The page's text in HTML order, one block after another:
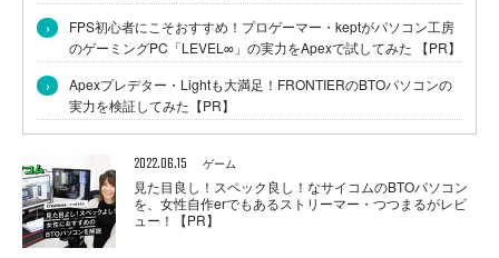
›
FPS初心者にこそおすすめ！プロゲーマー・keptがパソコン工房
のゲーミングPC「LEVEL∞」の実力をApexで試してみた 【PR】
›
Apexプレデター・Lightも大満足！FRONTIERのBTOパソコンの
実力を検証してみた【PR】
2022.06.15 ゲーム
見た目良し！スペック良し！なサイコムのBTOパソコン
を、女性自作erでもあるストリーマー・つつまるがレビ
ュー！【PR】